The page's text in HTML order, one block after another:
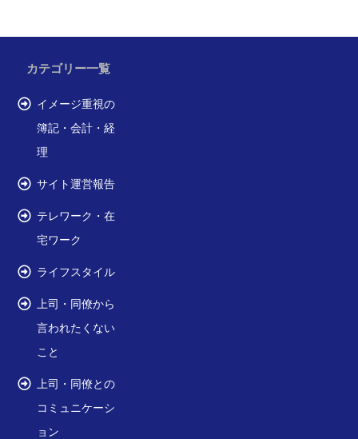
カテゴリー一覧
イメージ重視の
簿記・会計・経
理
サイト運営報告
テレワーク・在
宅ワーク
ライフスタイル
上司・同僚から
言われたくない
こと
上司・同僚との
コミュニケーシ
ョン